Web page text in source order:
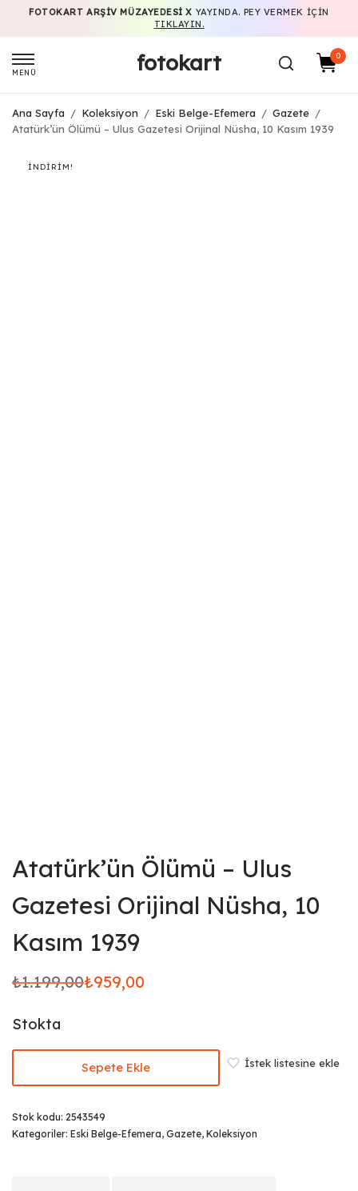
FOTOKART ARŞIV MÜZAYEDESI X YAYINDA. PEY VERMEK IÇIN
TIKLAYIN.
MENÜ fotokart 0
Ana Sayfa / Koleksiyon / Eski Belge-Efemera / Gazete /
Atatürk’ün Ölümü – Ulus Gazetesi Orijinal Nüsha, 10 Kasım 1939
İNDIRIM!
Atatürk’ün Ölümü – Ulus
Gazetesi Orijinal Nüsha, 10
Kasım 1939
₺1.199,00
Orijinal
₺1.199,00.
₺959,00
Şu
fiyat:
₺959,00.
Stokta
Sepete Ekle İstek listesine ekle
Stok kodu: 2543549
Kategoriler: Eski Belge-Efemera, Gazete, Koleksiyon